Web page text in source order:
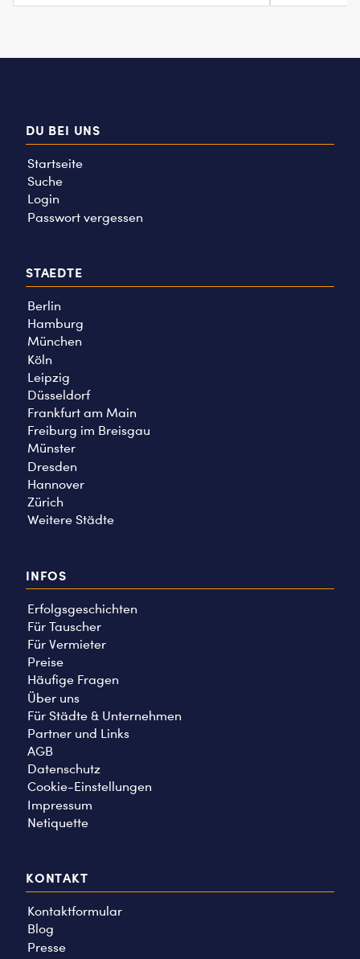
DU BEI UNS
Startseite
Suche
Login
Passwort vergessen
STAEDTE
Berlin
Hamburg
München
Köln
Leipzig
Düsseldorf
Frankfurt am Main
Freiburg im Breisgau
Münster
Dresden
Hannover
Zürich
Weitere Städte
INFOS
Erfolgsgeschichten
Für Tauscher
Für Vermieter
Preise
Häufige Fragen
Über uns
Für Städte & Unternehmen
Partner und Links
AGB
Datenschutz
Cookie-Einstellungen
Impressum
Netiquette
KONTAKT
Kontaktformular
Blog
Presse